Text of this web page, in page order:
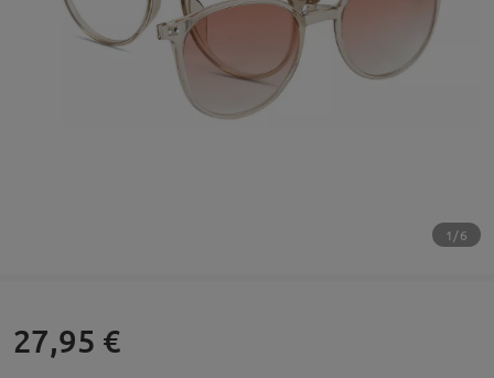
1/6
27,95 €